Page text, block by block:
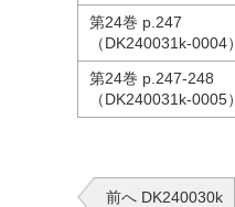
第24巻 p.247
（DK240031k-0004）
第24巻 p.247-248
（DK240031k-0005）
前へ DK240030k